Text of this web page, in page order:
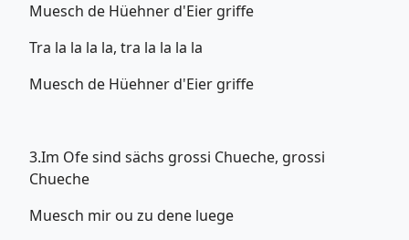
Muesch de Hüehner d'Eier griffe
Tra la la la la, tra la la la la
Muesch de Hüehner d'Eier griffe
3.Im Ofe sind sächs grossi Chueche, grossi
Chueche
Muesch mir ou zu dene luege